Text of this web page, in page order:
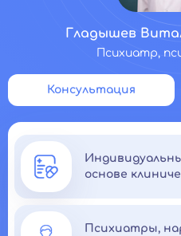
Гладышев
Психиатр,
Консультация
основе
Психиатры,